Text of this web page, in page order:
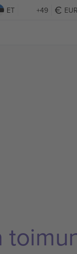
ET +49